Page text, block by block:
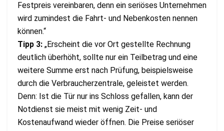
Festpreis vereinbaren, denn ein seriöses Unternehmen
wird zumindest die Fahrt- und Nebenkosten nennen
können.“
Tipp 3: „Erscheint die vor Ort gestellte Rechnung
deutlich überhöht, sollte nur ein Teilbetrag und eine
weitere Summe erst nach Prüfung, beispielsweise
durch die Verbraucherzentrale, geleistet werden.
Denn: Ist die Tür nur ins Schloss gefallen, kann der
Notdienst sie meist mit wenig Zeit- und
Kostenaufwand wieder öffnen. Die Preise seriöser